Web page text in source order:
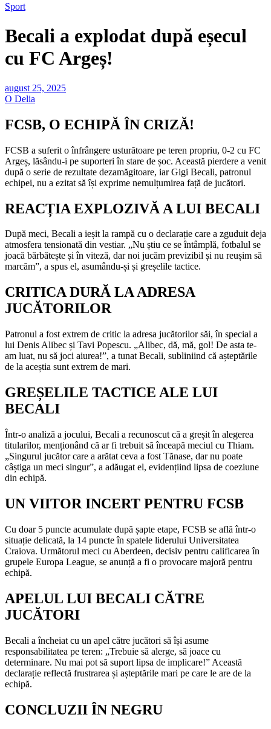
Sport
Becali a explodat după eșecul
cu FC Argeș!
august 25, 2025
O Delia
FCSB, O ECHIPĂ ÎN CRIZĂ!
FCSB a suferit o înfrângere usturătoare pe teren propriu, 0-2 cu FC
Argeș, lăsându-i pe suporteri în stare de șoc. Această pierdere a venit
după o serie de rezultate dezamăgitoare, iar Gigi Becali, patronul
echipei, nu a ezitat să își exprime nemulțumirea față de jucători.
REACȚIA EXPLOZIVĂ A LUI BECALI
După meci, Becali a ieșit la rampă cu o declarație care a zguduit deja
atmosfera tensionată din vestiar. „Nu știu ce se întâmplă, fotbalul se
joacă bărbătește și în viteză, dar noi jucăm previzibil și nu reușim să
marcăm”, a spus el, asumându-și și greșelile tactice.
CRITICA DURĂ LA ADRESA
JUCĂTORILOR
Patronul a fost extrem de critic la adresa jucătorilor săi, în special a
lui Denis Alibec și Tavi Popescu. „Alibec, dă, mă, gol! De asta te-
am luat, nu să joci aiurea!”, a tunat Becali, subliniind că așteptările
de la aceștia sunt extrem de mari.
GREȘELILE TACTICE ALE LUI
BECALI
Într-o analiză a jocului, Becali a recunoscut că a greșit în alegerea
titularilor, menționând că ar fi trebuit să înceapă meciul cu Thiam.
„Singurul jucător care a arătat ceva a fost Tănase, dar nu poate
câștiga un meci singur”, a adăugat el, evidențiind lipsa de coeziune
din echipă.
UN VIITOR INCERT PENTRU FCSB
Cu doar 5 puncte acumulate după șapte etape, FCSB se află într-o
situație delicată, la 14 puncte în spatele liderului Universitatea
Craiova. Următorul meci cu Aberdeen, decisiv pentru calificarea în
grupele Europa League, se anunță a fi o provocare majoră pentru
echipă.
APELUL LUI BECALI CĂTRE
JUCĂTORI
Becali a încheiat cu un apel către jucători să își asume
responsabilitatea pe teren: „Trebuie să alerge, să joace cu
determinare. Nu mai pot să suport lipsa de implicare!” Această
declarație reflectă frustrarea și așteptările mari pe care le are de la
echipă.
CONCLUZII ÎN NEGRU